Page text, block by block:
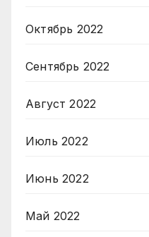
Октябрь 2022
Сентябрь 2022
Август 2022
Июль 2022
Июнь 2022
Май 2022